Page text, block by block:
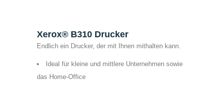
Xerox® B310 Drucker
Endlich ein Drucker, der mit Ihnen mithalten kann.
Ideal für kleine und mittlere Unternehmen sowie
das Home-Office